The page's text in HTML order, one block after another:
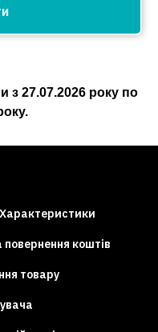
з 27.07.2026року по
Характеристики
повернення коштів
товару